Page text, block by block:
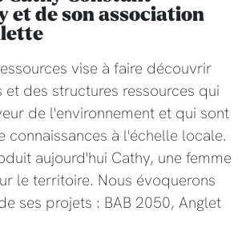
et de son association
vise à faire découvrir
et des structures ressources qui
de l'environnement et qui sont
connaissances à l'échelle locale.
aujourd'hui Cathy, une femme
le territoire. Nous évoquerons
ses projets : BAB 2050, Anglet